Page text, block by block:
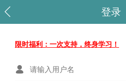
登录
限时福利：一次支持，终身学习！